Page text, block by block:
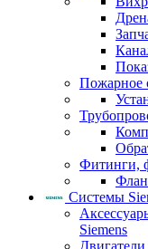
Пожарное
Фитинги,
Системы
Siemens
Двигатели